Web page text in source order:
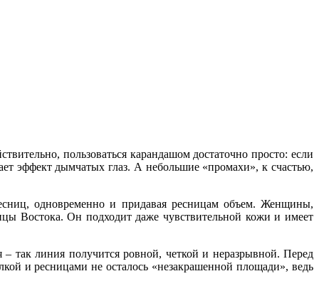
пользоваться карандашом достаточно просто: если
эффект дымчатых глаз. А небольшие «промахи», к счастью,
одновременно и придавая ресницам объем. Женщины,
Востока. Он подходит даже чувствительной кожи и имеет
так линия получится ровной, четкой и неразрывной. Перед
и ресницами не осталось «незакрашенной площади», ведь